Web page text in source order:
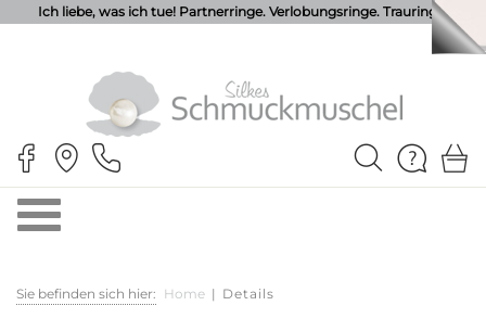
Ich liebe, was ich tue! Partnerringe. Verlobungsringe. Trauringe.
Sie befinden sich hier: Home | Details